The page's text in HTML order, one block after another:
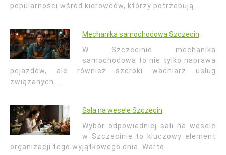
popularności wśród kierowców, którzy potrzebują…
Mechanika samochodowa Szczecin
W Szczecinie mechanika
samochodowa to nie tylko naprawa
pojazdów, ale również szeroki wachlarz usług
związanych…
Sala na wesele Szczecin
Wybór odpowiedniej sali na wesele
w Szczecinie to kluczowy element
organizacji tego wyjątkowego dnia. Warto…